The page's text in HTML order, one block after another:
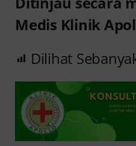
Medis Klinik
Dilihat